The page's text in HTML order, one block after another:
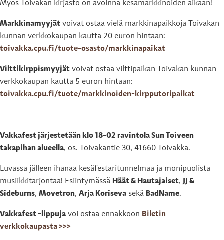
Myös Toivakan kirjasto on avoinna kesämarkkinoiden aikaan!
Markkinamyyjät voivat ostaa vielä markkinapaikkoja Toivakan
kunnan verkkokaupan kautta 20 euron hintaan:
toivakka.cpu.fi/tuote-osasto/markkinapaikat
Vilttikirppismyyjät voivat ostaa vilttipaikan Toivakan kunnan
verkkokaupan kautta 5 euron hintaan:
toivakka.cpu.fi/tuote/markkinoiden-kirpputoripaikat
Vakkafest järjestetään klo 18-02 ravintola Sun Toiveen
takapihan alueella, os. Toivakantie 30, 41660 Toivakka.
Luvassa jälleen ihanaa kesäfestaritunnelmaa ja monipuolista
musiikkitarjontaa! Esiintymässä Häät & Hautajaiset, JJ &
Sideburns, Movetron, Arja Koriseva sekä BadName.
Vakkafest -lippuja voi ostaa ennakkoon Biletin
verkkokaupasta >>>